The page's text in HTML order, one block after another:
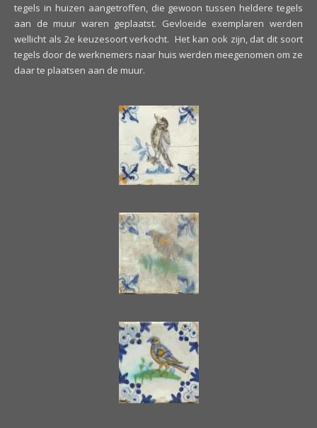
tegels in huizen aangetroffen, die gewoon tussen heldere tegels
aan de muur waren geplaatst. Gevloeide exemplaren werden
wellicht als 2e keuzesoort verkocht. Het kan ook zijn, dat dit soort
tegels door de werknemers naar huis werden meegenomen om ze
daar te plaatsen aan de muur.